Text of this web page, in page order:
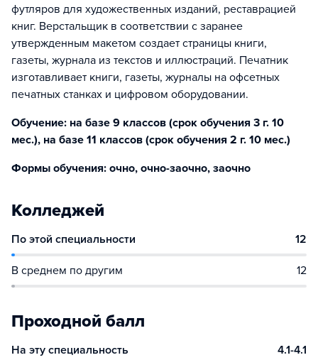
футляров для художественных изданий, реставрацией
книг. Верстальщик в соответствии с заранее
утвержденным макетом создает страницы книги,
газеты, журнала из текстов и иллюстраций. Печатник
изготавливает книги, газеты, журналы на офсетных
печатных станках и цифровом оборудовании.
Обучение: на базе 9 классов (срок обучения 3 г. 10
мес.), на базе 11 классов (срок обучения 2 г. 10 мес.)
Формы обучения: очно, очно-заочно, заочно
Колледжей
По этой специальности 12
В среднем по другим 12
Проходной балл
На эту специальность 4.1-4.1